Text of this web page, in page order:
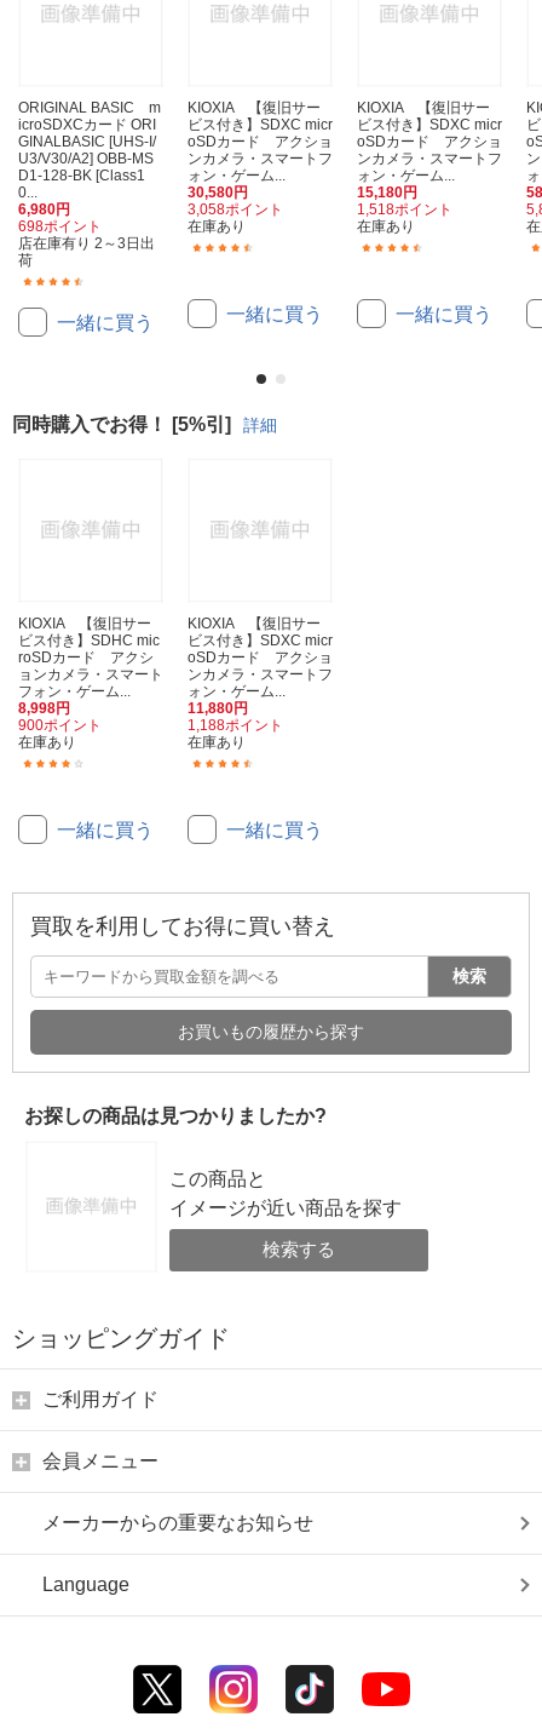
ORIGINAL BASIC m
icroSDXCカード ORI
GINALBASIC [UHS-I/
U3/V30/A2] OBB-MS
D1-128-BK [Class1
0...
6,980円
698ポイント
店在庫有り 2～3日出
荷
一緒に買う
KIOXIA 【復旧サー
ビス付き】SDXC micr
oSDカード アクショ
ンカメラ・スマートフ
ォン・ゲーム...
30,580円
3,058ポイント
在庫あり
一緒に買う
KIOXIA 【復旧サー
ビス付き】SDXC micr
oSDカード アクショ
ンカメラ・スマートフ
ォン・ゲーム...
15,180円
1,518ポイント
在庫あり
一緒に買う
同時購入でお得！ [5%引] 詳細
KIOXIA 【復旧サー
ビス付き】SDHC mic
roSDカード アクシ
ョンカメラ・スマート
フォン・ゲーム...
8,998円
900ポイント
在庫あり
一緒に買う
KIOXIA 【復旧サー
ビス付き】SDXC micr
oSDカード アクショ
ンカメラ・スマートフ
ォン・ゲーム...
11,880円
1,188ポイント
在庫あり
一緒に買う
買取を利用してお得に買い替え
検索
お買いもの履歴から探す
お探しの商品は見つかりましたか?
この商品と
イメージが近い商品を探す
検索する
ショッピングガイド
ご利用ガイド
会員メニュー
メーカーからの重要なお知らせ
Language